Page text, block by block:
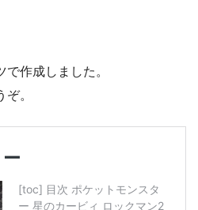
作成しました。
。